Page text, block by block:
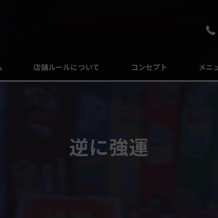
店舗ルールについて コンセプト メニ
逆に強運